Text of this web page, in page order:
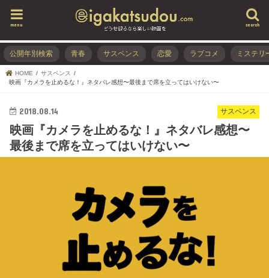
search
menu
公開年別検索 青春 サスペンス 恋愛 ラブコメ ミステリ
HOME
サスペンス
映画『カメラを止めるな！』ネタバレ感想〜最後まで席を立ってはいけない〜
サスペンス
2018.08.14
映画『カメラを止めるな！』ネタバレ感想〜
最後まで席を立ってはいけない〜